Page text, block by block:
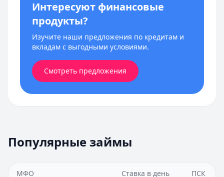
Интересуют финансовые
продукты?
Изучите наши предложения по кредитам и
вкладам с выгодными условиями.
Смотреть предложения
Популярные займы
МФО Ставка в день ПСК